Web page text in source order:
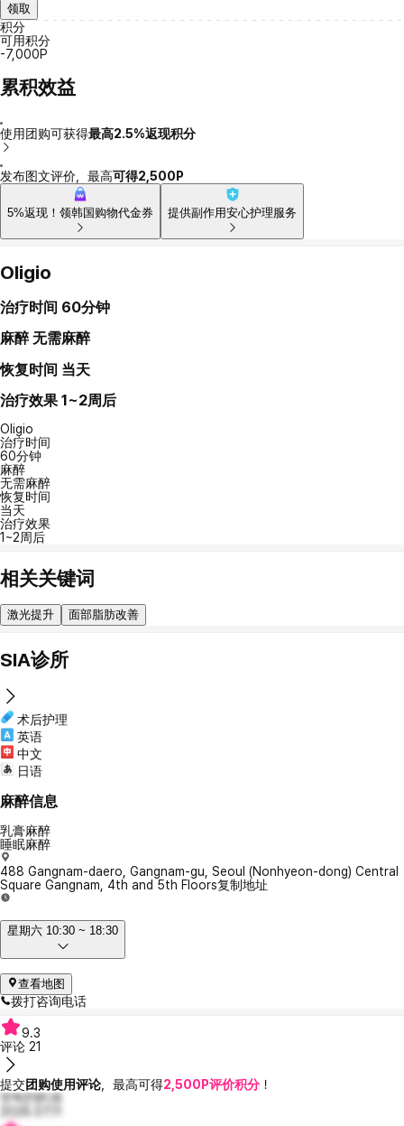
领取
积分
可用积分
-7,000P
累积效益
使用团购可获得最高2.5%返现积分
发布图文评价，最高可得2,500P
5%返现！领韩国购物代金券 提供副作用安心护理服务
Oligio
治疗时间 60分钟
麻醉 无需麻醉
恢复时间 当天
治疗效果 1~2周后
Oligio
治疗时间
60分钟
麻醉
无需麻醉
恢复时间
当天
治疗效果
1~2周后
相关关键词
激光提升 面部脂肪改善
SIA诊所
术后护理
英语
中文
日语
麻醉信息
乳膏麻醉
睡眠麻醉
488 Gangnam-daero, Gangnam-gu, Seoul (Nonhyeon-dong) Central
Square Gangnam, 4th and 5th Floors复制地址
星期六 10:30 ~ 18:30
查看地图
拨打咨询电话
9.3
评论 21
提交团购使用评论，最高可得2,500P评价积分 ！
멋쩍은맨디8
2026.07.11